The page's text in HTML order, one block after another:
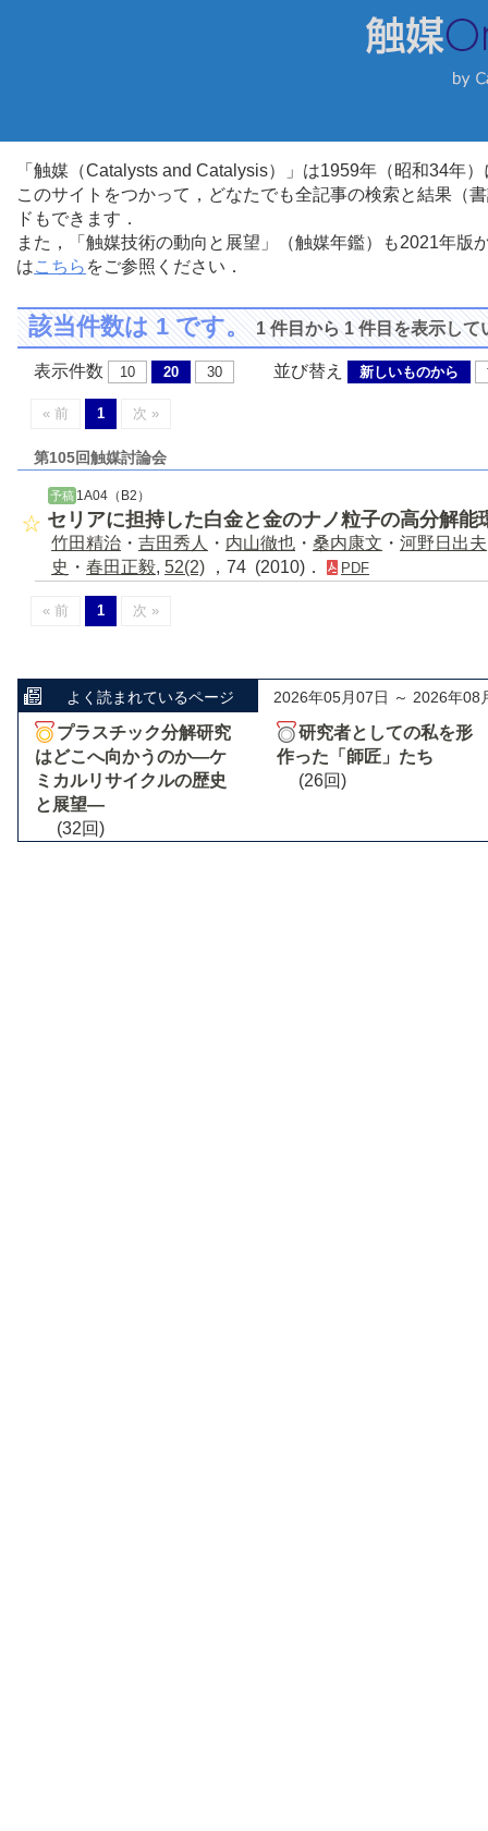
「触媒（Catalysts and Catalysis）」は1959年（昭和34年
このサイトをつかって，どなたでも全記事の検索と結果（
ドもできます．
また，「触媒技術の動向と展望」（触媒年鑑）も2021年
はこちら をご参照ください．
該当件数は 1 です。1 件目から 1 件目を表示して
表示件数 10 20 30 並び替え 新しいものから
« 前 1 次 »
第105回触媒討論会
予稿 1A04（B2）
セリアに担持した白金と金のナノ粒子の高分解能
竹田精治 ・ 吉田秀人 ・ 内山徹也 ・ 桑内康文 ・ 河野日出夫
史 ・ 春田正毅, 52(2) ，74 (2010)． PDF
« 前 1 次 »
よく読まれているページ 2026年05月07日 ～ 2026年08
プラスチック分解研究
はどこへ向かうのか―ケ
ミカルリサイクルの歴史
と展望―
(32回)
研究者としての私を形
作った「師匠」たち
(26回)